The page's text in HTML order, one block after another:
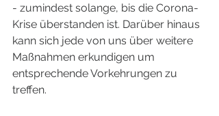
- zumindest solange, bis die Corona-
Krise überstanden ist. Darüber hinaus
kann sich jede von uns über weitere
Maßnahmen erkundigen um
entsprechende Vorkehrungen zu
treffen.